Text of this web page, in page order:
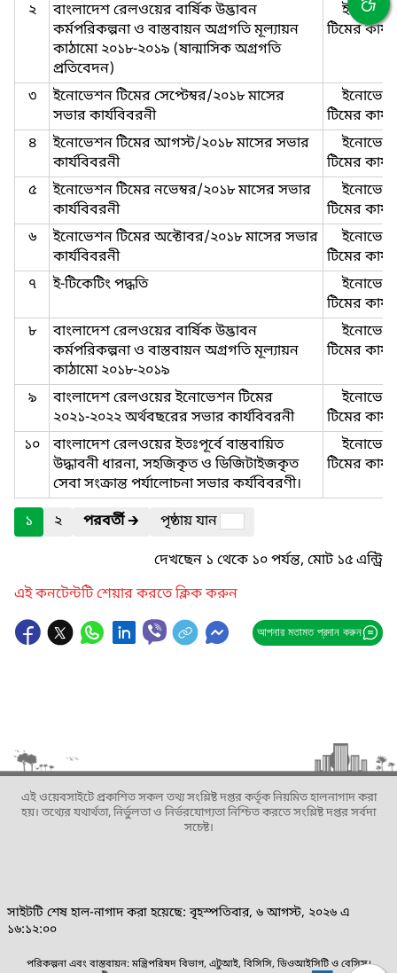
২
বাংলাদেশ রেলওয়ের বার্ষিক উদ্ভাবন
কর্মপরিকল্পনা ও বাস্তবায়ন অগ্রগতি মূল্যায়ন
কাঠামো ২০১৮-২০১৯ (ষান্মাসিক অগ্রগতি
প্রতিবেদন)
টিমের
৩
ইনোভেশন টিমের সেপ্টেম্বর/২০১৮ মাসের
সভার কার্যবিবরনী
টিমের
৪
ইনোভেশন টিমের আগস্ট/২০১৮ মাসের সভার
কার্যবিবরনী
টিমের
৫
ইনোভেশন টিমের নভেম্বর/২০১৮ মাসের সভার
কার্যবিবরনী
টিমের
৬
ইনোভেশন টিমের অক্টোবর/২০১৮ মাসের সভার
কার্যবিবরনী
টিমের
৭
ই-টিকেটিং পদ্ধতি
টিমের
৮
বাংলাদেশ রেলওয়ের বার্ষিক উদ্ভাবন
কর্মপরিকল্পনা ও বাস্তবায়ন অগ্রগতি মূল্যায়ন
কাঠামো ২০১৮-২০১৯
টিমের
৯
বাংলাদেশ রেলওয়ের ইনোভেশন টিমের
২০২১-২০২২ অর্থবছরের সভার কার্যবিবরনী
টিমের
১০
বাংলাদেশ রেলওয়ের ইতঃপূর্বে বাস্তবায়িত
উদ্ধাবনী ধারনা, সহজিকৃত ও ডিজিটাইজকৃত
সেবা সংক্রান্ত পর্যালোচনা সভার কর্যবিবরণী।
টিমের
১ ২ পরবর্তী🡲
পৃষ্ঠায় যান
দেখছেন ১ থেকে ১০ পর্যন্ত, মোট ১৫ এন্ট্রি
এই কনটেন্টটি শেয়ার করতে ক্লিক করুন
আপনার মতামত প্রদান করুন
এই ওয়েবসাইটে প্রকাশিত সকল তথ্য সংশ্লিষ্ট দপ্তর কর্তৃক নিয়মিত হালনাগাদ করা
হয়। তথ্যের যথার্থতা, নির্ভুলতা ও নির্ভরযোগ্যতা নিশ্চিত করতে সংশ্লিষ্ট দপ্তর সর্বদা
সচেষ্ট।
সাইটটি শেষ হাল-নাগাদ করা হয়েছে: বৃহস্পতিবার, ৬ আগস্ট, ২০২৬ এ
১৬:১২:০০
পরিকল্পনা এবং বাস্তবায়ন: মন্ত্রিপরিষদ বিভাগ, এটুআই, বিসিসি, ডিওআইসিটি ও বেসিস।